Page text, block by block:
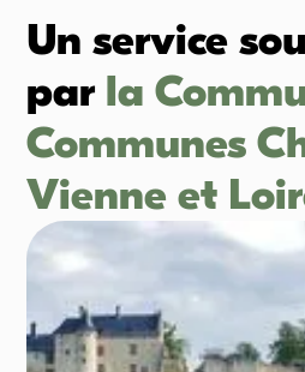
Un service
par la
Communes
Vienne et